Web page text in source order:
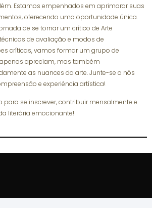
Estamos empenhados em aprimorar suas
oferecendo uma oportunidade única.
de se tornar um crítico de Arte
de avaliação e modos de
críticas, vamos formar um grupo de
apreciam, mas também
as nuances da arte. Junte-se a nós
e experiência artística!
para se inscrever, contribuir mensalmente e
literária emocionante!